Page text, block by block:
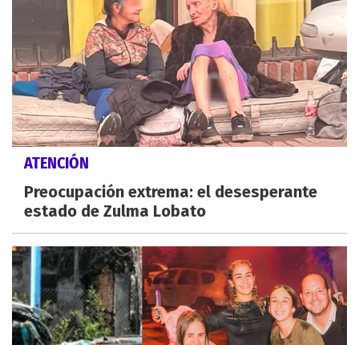
ATENCIÓN
Preocupación extrema: el desesperante
estado de Zulma Lobato